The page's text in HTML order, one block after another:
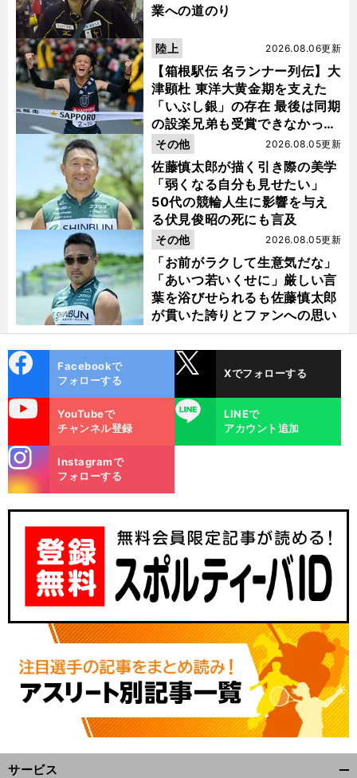
へ
業への道のり
【箱根駅伝 名ランナー列伝】大
津顕杜 東洋大黄金期を支えた
「いぶし銀」の存在 最後は同期
の設楽兄弟も受賞できなかった
金栗杯に輝く
2026.08.06更新
陸上
佐藤慎太郎が描く引き際の美学
「弱くなる自分も見せたい」
50代の競輪人生に影響を与え
る伏見俊昭の死にも言及
2026.08.05更新
その他
「お前がラクして生意気だな」
「あいつ若いくせに」厳しい言
葉を浴びせられるも佐藤慎太郎
が貫いた誇りとファンへの思い
2026.08.05更新
その他
ok
Facebookで
フォローする
Xでフォローする
YouTubeで
チャンネル登録
LINE
LINEで
アカウント追加
m
Instagramで
フォローする
サービス